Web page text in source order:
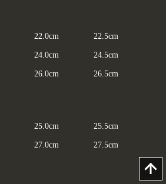
22.0cm 22.5cm
24.0cm 24.5cm
26.0cm 26.5cm
25.0cm 25.5cm
27.0cm 27.5cm